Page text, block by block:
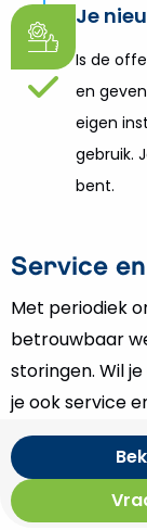
Je
Is de
en
eigen
gebruik.
bent.
Service
Met periodiek
betrouwbaar
storingen. Wil
je ook service